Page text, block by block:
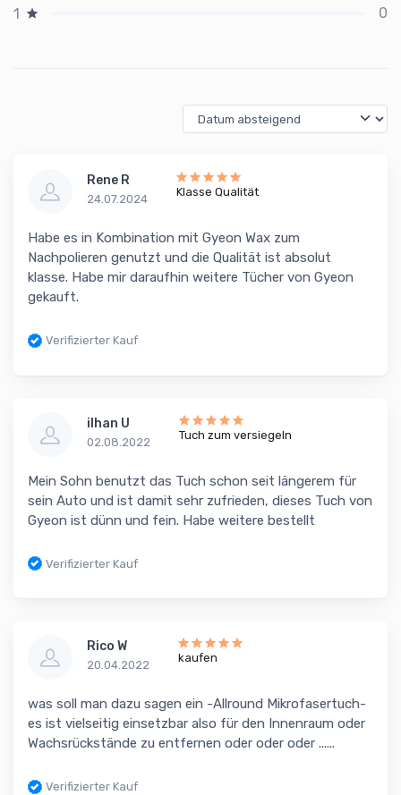
1 0
Rene R
24.07.2024
Klasse Qualität
Habe es in Kombination mit Gyeon Wax zum
Nachpolieren genutzt und die Qualität ist absolut
klasse. Habe mir daraufhin weitere Tücher von Gyeon
gekauft.
Verifizierter Kauf
ilhan U
02.08.2022
Tuch zum versiegeln
Mein Sohn benutzt das Tuch schon seit längerem für
sein Auto und ist damit sehr zufrieden, dieses Tuch von
Gyeon ist dünn und fein. Habe weitere bestellt
Verifizierter Kauf
Rico W
20.04.2022
kaufen
was soll man dazu sagen ein -Allround Mikrofasertuch-
es ist vielseitig einsetzbar also für den Innenraum oder
Wachsrückstände zu entfernen oder oder oder ......
Verifizierter Kauf